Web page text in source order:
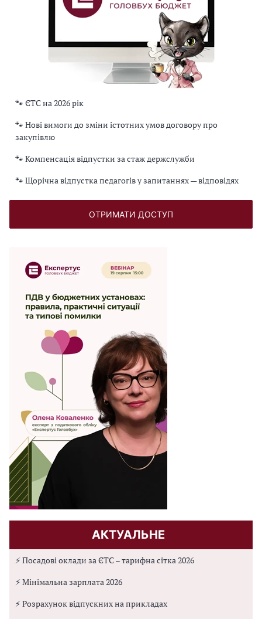
🐾 ЄТС на 2026 рік
🐾 Нові вимоги до зміни істотних умов договору про
закупівлю
🐾 Компенсація відпустки за стаж держслужби
🐾 Щорічна відпустка педагогів у запитаннях — відповідях
ОТРИМАТИ ДОСТУП
АКТУАЛЬНЕ
⚡ Посадові оклади за ЄТС – тарифна сітка 2026
⚡ Мінімальна зарплата 2026
⚡ Розрахунок відпускних на прикладах